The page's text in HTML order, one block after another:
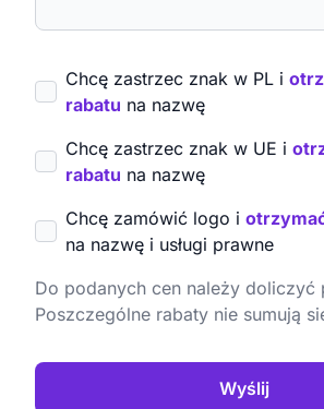
Chcę zastrzec znak w PL i
rabatu na nazwę
Chcę zastrzec znak w UE i
rabatu na nazwę
Chcę zamówić logo i
na nazwę i usługi prawne
Do podanych cen należy doliczyć
Poszczególne rabaty nie sumują
Wyślij